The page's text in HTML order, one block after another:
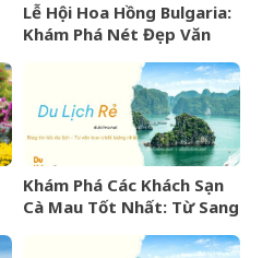
Lễ Hội Hoa Hồng Bulgaria:
Khám Phá Nét Đẹp Văn
Khám Phá Các Khách Sạn
Cà Mau Tốt Nhất: Từ Sang